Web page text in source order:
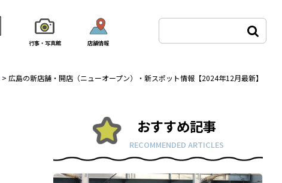
行事・写真館 店舗情報
> 広島の新店舗・開店（ニューオープン）・新スポット情報【2024年12月最新】
おすすめ記事
RECOMMENDED ARTICLES